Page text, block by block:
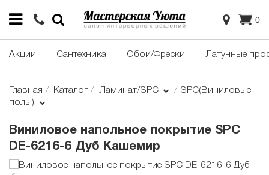
0
Акции Сантехника Обои/Фрески Латунные
Главная Каталог Ламинат/SPC
SPC(Виниловые
полы)
Виниловое напольное покрытие SPC
DE-6216-6 Дуб Кашемир